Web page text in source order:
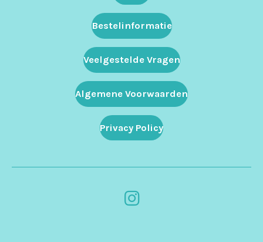
Bestelinformatie
Veelgestelde Vragen
Algemene Voorwaarden
Privacy Policy
I